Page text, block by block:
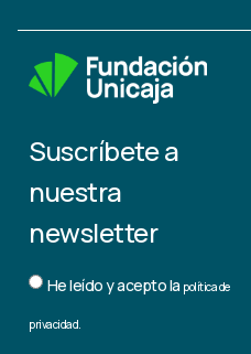
Suscríbete a
nuestra
newsletter
He leído y acepto la política de
privacidad.